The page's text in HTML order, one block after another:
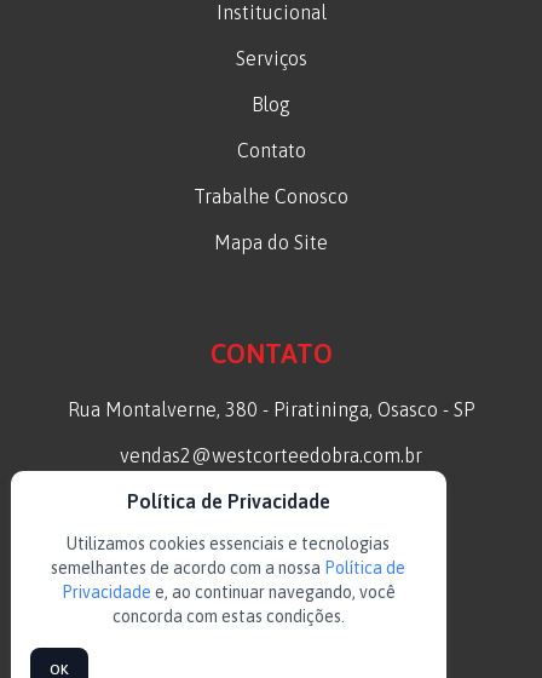
Institucional
Serviços
Blog
Contato
Trabalhe Conosco
Mapa do Site
CONTATO
Rua Montalverne, 380 - Piratininga, Osasco - SP
vendas2@westcorteedobra.com.br
(11) 3686-9343
(11) 95667-4284
(11) 3686-9343
Política de Privacidade
Utilizamos cookies essenciais e tecnologias
semelhantes de acordo com a nossa Política de
Privacidade e, ao continuar navegando, você
concorda com estas condições.
OK